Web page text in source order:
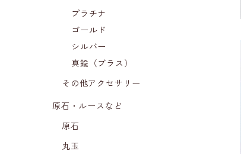
プラチナ
ゴールド
シルバー
真鍮（ブラス）
その他アクセサリー
原石・ルースなど
原石
丸玉